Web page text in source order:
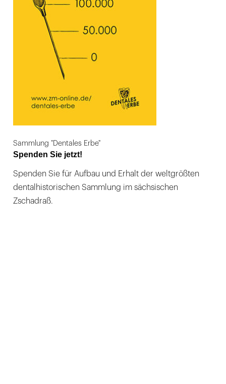
Sammlung "Dentales Erbe"
Spenden Sie jetzt!
Spenden Sie für Aufbau und Erhalt der weltgrößten
dentalhistorischen Sammlung im sächsischen
Zschadraß.